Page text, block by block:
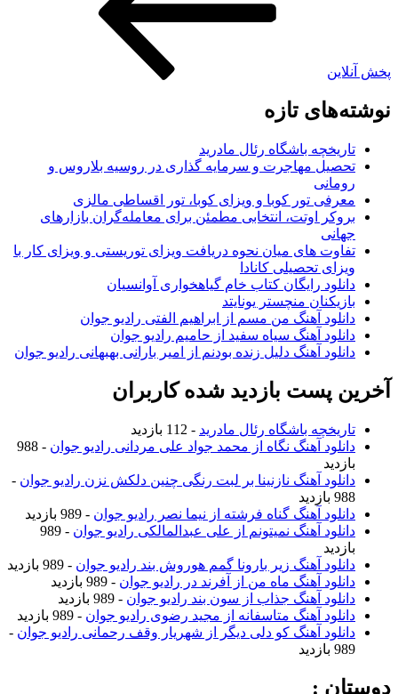
آنلاین
تازه
تاریخچه باشگاه رئال مادرید
تحصیل مهاجرت و سرمایه گذاری در روسیه بلاروس و
رومانی
معرفی تور کوبا و ویزای کوبا، تور اقساطی مالزی
بروکر اوتت، انتخابی مطمئن برای معامله‌گران بازارهای
جهانی
تفاوت های میان نحوه دریافت ویزای توریستی و ویزای کار با
ویزای تحصیلی کانادا
دانلود رایگان کتاب خام گیاهخواری آوانسیان
بازیکنان منچستر یونایتد
دانلود آهنگ من مسم از ابراهیم الفتی رادیو جوان
دانلود آهنگ سیاه سفید از حامیم رادیو جوان
دانلود آهنگ دلیل زنده بودنم از امیر بارانی بهبهانی رادیو جوان
پست بازدید شده کاربران
تاریخچه باشگاه رئال مادرید- 112 بازدید
دانلود آهنگ نگاه از محمد جواد علی مردانی رادیو جوان
- 988
بازدید
دانلود آهنگ نازنینا بر لبت رنگی چنین دلکش نزن رادیو جوان-
988 بازدید
دانلود آهنگ گناه فرشته از نیما نصر رادیو جوان- 989 بازدید
دانلود آهنگ نمیتونم از علی عبدالمالکی رادیو جوان
- 989
بازدید
دانلود آهنگ زیر بارونا گمم هوروش بند رادیو جوان- 989 بازدید
دانلود آهنگ ماه من از آفرند در رادیو جوان- 989 بازدید
دانلود آهنگ جذاب از سون بند رادیو جوان- 989 بازدید
دانلود آهنگ متاسفانه از مجید رضوی رادیو جوان- 989 بازدید
دانلود آهنگ کو دلی دیگر از شهریار وقف رحمانی رادیو جوان-
989 بازدید
: